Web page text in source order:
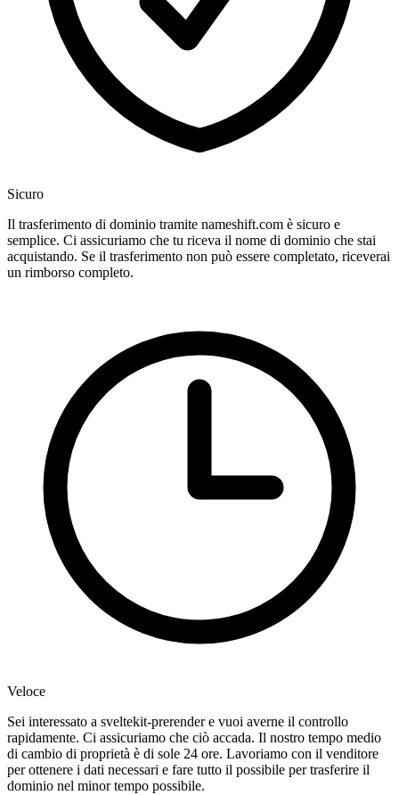
Sicuro
Il trasferimento di dominio tramite nameshift.com è sicuro e
semplice. Ci assicuriamo che tu riceva il nome di dominio che stai
acquistando. Se il trasferimento non può essere completato, riceverai
un rimborso completo.
Veloce
Sei interessato a sveltekit-prerender e vuoi averne il controllo
rapidamente. Ci assicuriamo che ciò accada. Il nostro tempo medio
di cambio di proprietà è di sole 24 ore. Lavoriamo con il venditore
per ottenere i dati necessari e fare tutto il possibile per trasferire il
dominio nel minor tempo possibile.